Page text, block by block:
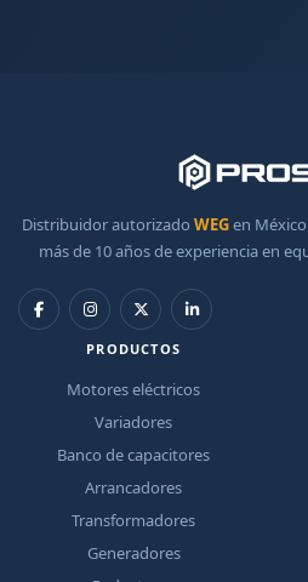
Distribuidor autorizado WEGen
más de 10 años de experiencia en
PRODUCTOS
Motores eléctricos
Variadores
Banco de capacitores
Arrancadores
Transformadores
Generadores